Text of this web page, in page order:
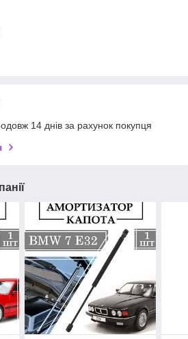
14 днів за рахунок покупця